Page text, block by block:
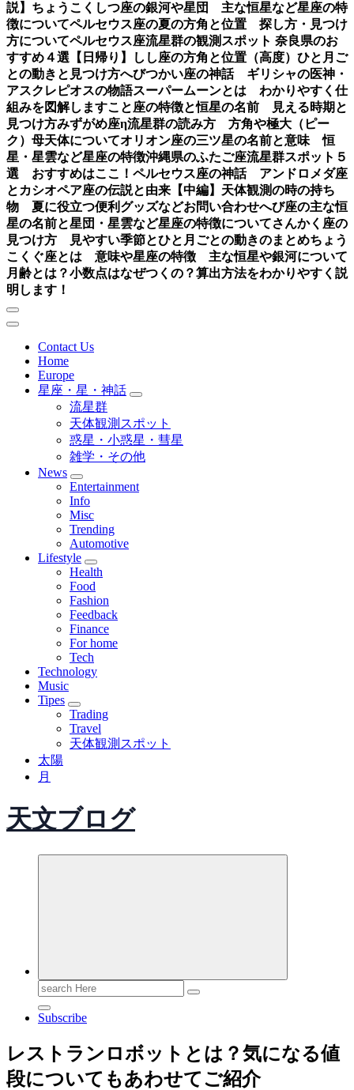
説】 ちょうこくしつ座の銀河や星団 主な恒星など星座の特
徴についてペルセウス座の夏の方角と位置 探し方・見つけ
方についてペルセウス座流星群の観測スポット 奈良県のお
すすめ４選【日帰り】
しし座の方角と位置（高度）ひと月ご
との動きと見つけ方へびつかい座の神話 ギリシャの医神・
アスクレピオスの物語スーパームーンとは わかりやすく仕
組みを図解しますこと座の特徴と恒星の名前 見える時期と
見つけ方みずがめ座η流星群の読み方 方角や極大（ピー
ク）母天体についてオリオン座の三ツ星の名前と意味 恒
星・星雲など星座の特徴沖縄県のふたご座流星群スポット５
選 おすすめはここ！ ペルセウス座の神話 アンドロメダ座
とカシオペア座の伝説と由来【中編】 天体観測の時の持ち
物 夏に役立つ便利グッズなどお問い合わせへび座の主な恒
星の名前と星団・星雲など星座の特徴についてさんかく座の
見つけ方 見やすい季節とひと月ごとの動きのまとめちょう
こくぐ座とは 意味や星座の特徴 主な恒星や銀河について
月齢とは？小数点はなぜつくの？算出方法をわかりやすく説
明します！
Contact Us
Home
Europe
星座・星・神話
流星群
天体観測スポット
惑星・小惑星・彗星
雑学・その他
News
Entertainment
Info
Misc
Trending
Automotive
Lifestyle
Health
Food
Fashion
Feedback
Finance
For home
Tech
Technology
Music
Tipes
Trading
Travel
天体観測スポット
太陽
月
天文ブログ
Search
for:
Subscribe
レストランロボットとは？気になる値
段についてもあわせてご紹介